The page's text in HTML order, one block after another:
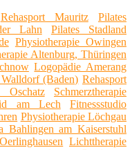
Rehasport Mauritz
Pilates
Lahn
Pilates Stadland
Physiotherapie Owingen
Altenburg, Thüringen
Logopädie Amerang
(Baden) Rehasport
Oschatz
Schmerztherapie
am Lech
Fitnessstudio
Physiotherapie Löchgau
Bahlingen am Kaiserstuhl
Lichttherapie